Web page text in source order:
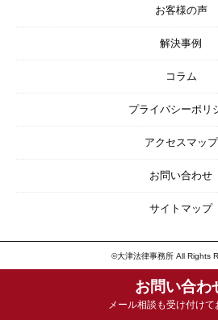
お問い合わ
メール相談も受け付けて
お客様の声
解決事例
コラム
プライバシーポリ
アクセスマップ
お問い合わせ
サイトマップ
©大津法律事務所 All Rights